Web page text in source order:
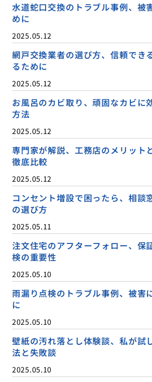
水道蛇口交換のトラブル事例、被
めに
2025.05.12
網戸交換業者の選び方、信頼でき
るために
2025.05.12
お風呂のカビ取り、頑固なカビに
方法
2025.05.12
専門家が解説、工務店のメリット
徹底比較
2025.05.12
コンセント増設で困ったら、相談
の選び方
2025.05.11
注文住宅のアフターフォロー、保
検の重要性
2025.05.10
雨漏り点検のトラブル事例、被害
に
2025.05.10
壁紙の汚れ落とし体験談、私が試
法と失敗談
2025.05.10